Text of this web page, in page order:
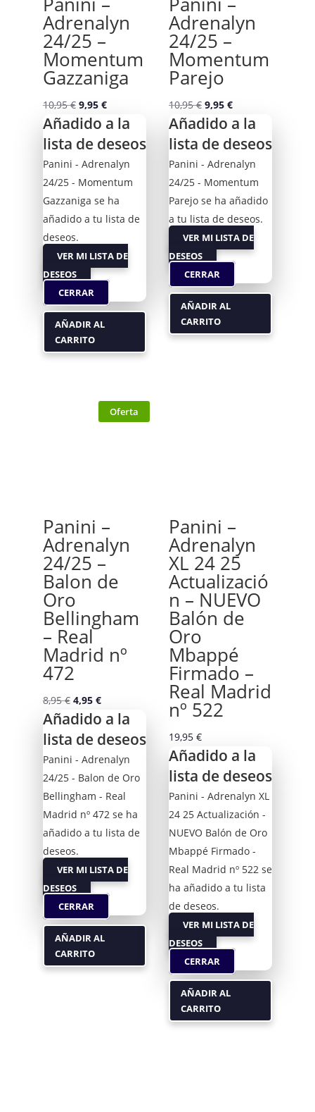
Adrenalyn
24/25 –
Momentum
Gazzaniga
10,95€ El
precio
original
era:
10,95 €.
9,95 €El
precio
actual
es:
9,95 €.
Añadido a la
lista de deseos
Panini - Adrenalyn
24/25 - Momentum
Gazzaniga se ha
añadido a tu lista de
deseos.
VER MI LISTA DE
DESEOS
CERRAR
AÑADIR AL
CARRITO
Adrenalyn
24/25 –
Momentum
Parejo
10,95€ El
precio
original
era:
10,95 €.
9,95 €El
precio
actual
es:
9,95 €.
Añadido a la
lista de deseos
Panini - Adrenalyn
24/25 - Momentum
Parejo se ha añadido
a tu lista de deseos.
VER MI LISTA DE
DESEOS
CERRAR
AÑADIR AL
CARRITO
Panini –
Adrenalyn
24/25 –
Balon de
Oro
Bellingham
– Real
Madrid nº
472
8,95€ El
precio
original
era:
8,95 €.
4,95 €El
precio
actual
es:
4,95 €.
Añadido a la
lista de deseos
Panini - Adrenalyn
24/25 - Balon de Oro
Bellingham - Real
Madrid nº 472 se ha
añadido a tu lista de
deseos.
VER MI LISTA DE
DESEOS
CERRAR
AÑADIR AL
CARRITO
Oferta
Panini –
Adrenalyn
XL 24 25
Actualizació
n – NUEVO
Balón de
Oro
Mbappé
Firmado –
Real Madrid
nº 522
19,95 €
Añadido a la
lista de deseos
Panini - Adrenalyn XL
24 25 Actualización -
NUEVO Balón de Oro
Mbappé Firmado -
Real Madrid nº 522 se
ha añadido a tu lista
de deseos.
VER MI LISTA DE
DESEOS
CERRAR
AÑADIR AL
CARRITO